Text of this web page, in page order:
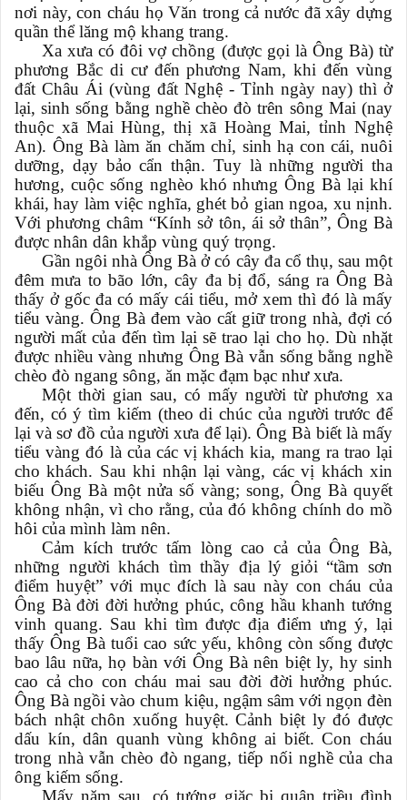
nơi này, con cháu họ Văn trong cả nước đã xây dựng
quần thể lăng mộ khang trang.
Xa xưa có đôi vợ chồng (được gọi là Ông Bà) từ
phương Bắc di cư đến phương Nam, khi đến vùng
đất Châu Ái (vùng đất Nghệ - Tỉnh ngày nay) thì ở
lại, sinh sống bằng nghề chèo đò trên sông Mai (nay
thuộc xã Mai Hùng, thị xã Hoàng Mai, tỉnh Nghệ
An). Ông Bà làm ăn chăm chỉ, sinh hạ con cái, nuôi
dưỡng, dạy bảo cẩn thận. Tuy là những người tha
hương, cuộc sống nghèo khó nhưng Ông Bà lại khí
khái, hay làm việc nghĩa, ghét bỏ gian ngoa, xu nịnh.
Với phương châm “Kính sở tôn, ái sở thân”, Ông Bà
được nhân dân khắp vùng quý trọng.
Gần ngôi nhà Ông Bà ở có cây đa cổ thụ, sau một
đêm mưa to bão lớn, cây đa bị đổ, sáng ra Ông Bà
thấy ở gốc đa có mấy cái tiểu, mở xem thì đó là mấy
tiểu vàng. Ông Bà đem vào cất giữ trong nhà, đợi có
người mất của đến tìm lại sẽ trao lại cho họ. Dù nhặt
được nhiều vàng nhưng Ông Bà vẫn sống bằng nghề
chèo đò ngang sông, ăn mặc đạm bạc như xưa.
Một thời gian sau, có mấy người từ phương xa
đến, có ý tìm kiếm (theo di chúc của người trước để
lại và sơ đồ của người xưa để lại). Ông Bà biết là mấy
tiểu vàng đó là của các vị khách kia, mang ra trao lại
cho khách. Sau khi nhận lại vàng, các vị khách xin
biếu Ông Bà một nửa số vàng; song, Ông Bà quyết
không nhận, vì cho rằng, của đó không chính do mồ
hôi của mình làm nên.
Cảm kích trước tấm lòng cao cả của Ông Bà,
những người khách tìm thầy địa lý giỏi “tầm sơn
điểm huyệt” với mục đích là sau này con cháu của
Ông Bà đời đời hưởng phúc, công hầu khanh tướng
vinh quang. Sau khi tìm được địa điểm ưng ý, lại
thấy Ông Bà tuổi cao sức yếu, không còn sống được
bao lâu nữa, họ bàn với Ông Bà nên biệt ly, hy sinh
cao cả cho con cháu mai sau đời đời hưởng phúc.
Ông Bà ngồi vào chum kiệu, ngậm sâm với ngọn đèn
bách nhật chôn xuống huyệt. Cảnh biệt ly đó được
dấu kín, dân quanh vùng không ai biết. Con cháu
trong nhà vẫn chèo đò ngang, tiếp nối nghề của cha
ông kiếm sống.
Mấy năm sau, có tướng giặc bị quân triều đình